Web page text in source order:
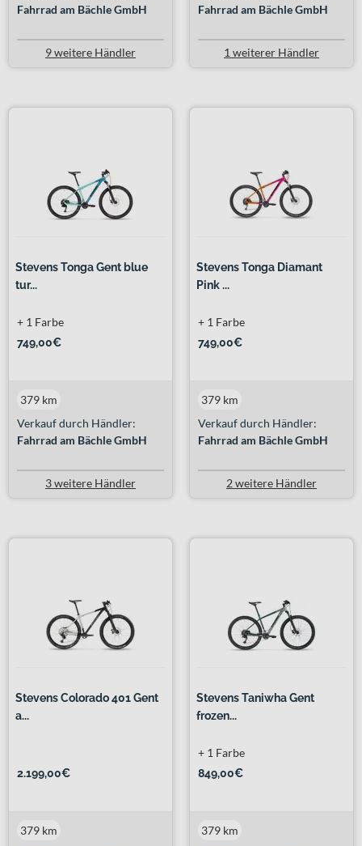
Fahrrad am Bächle GmbH
9 weitere Händler
Fahrrad am Bächle GmbH
1 weiterer Händler
Stevens Tonga Gent blue
tur...
749,00€
+ 1 Farbe
Verkauf durch Händler:
Fahrrad am Bächle GmbH
379 km
3 weitere Händler
Stevens Tonga Diamant
Pink ...
749,00€
+ 1 Farbe
Verkauf durch Händler:
Fahrrad am Bächle GmbH
379 km
2 weitere Händler
Stevens Colorado 401 Gent
a...
2.199,00€
379 km
Stevens Taniwha Gent
frozen...
849,00€
+ 1 Farbe
379 km